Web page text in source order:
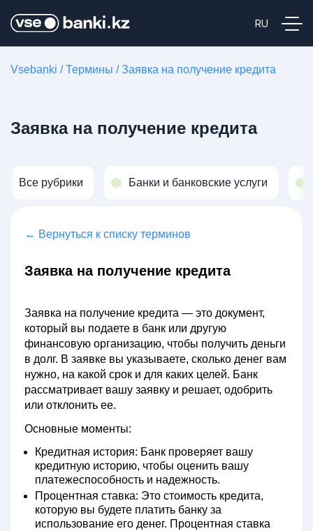
Vsebanki /Термины /Заявка на получение кредита
Заявка на получение кредита
Все рубрики Банки и банковские услуги
← Вернуться к списку терминов
Заявка на получение кредита
Заявка на получение кредита — это документ,
который вы подаете в банк или другую
финансовую организацию, чтобы получить деньги
в долг. В заявке вы указываете, сколько денег вам
нужно, на какой срок и для каких целей. Банк
рассматривает вашу заявку и решает, одобрить
или отклонить ее.
Основные моменты:
Кредитная история: Банк проверяет вашу
кредитную историю, чтобы оценить вашу
платежеспособность и надежность.
Процентная ставка: Это стоимость кредита,
которую вы будете платить банку за
использование его денег. Процентная ставка